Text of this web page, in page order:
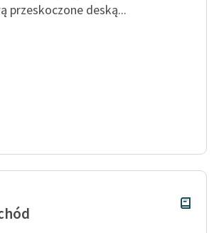
przeskoczone deską...